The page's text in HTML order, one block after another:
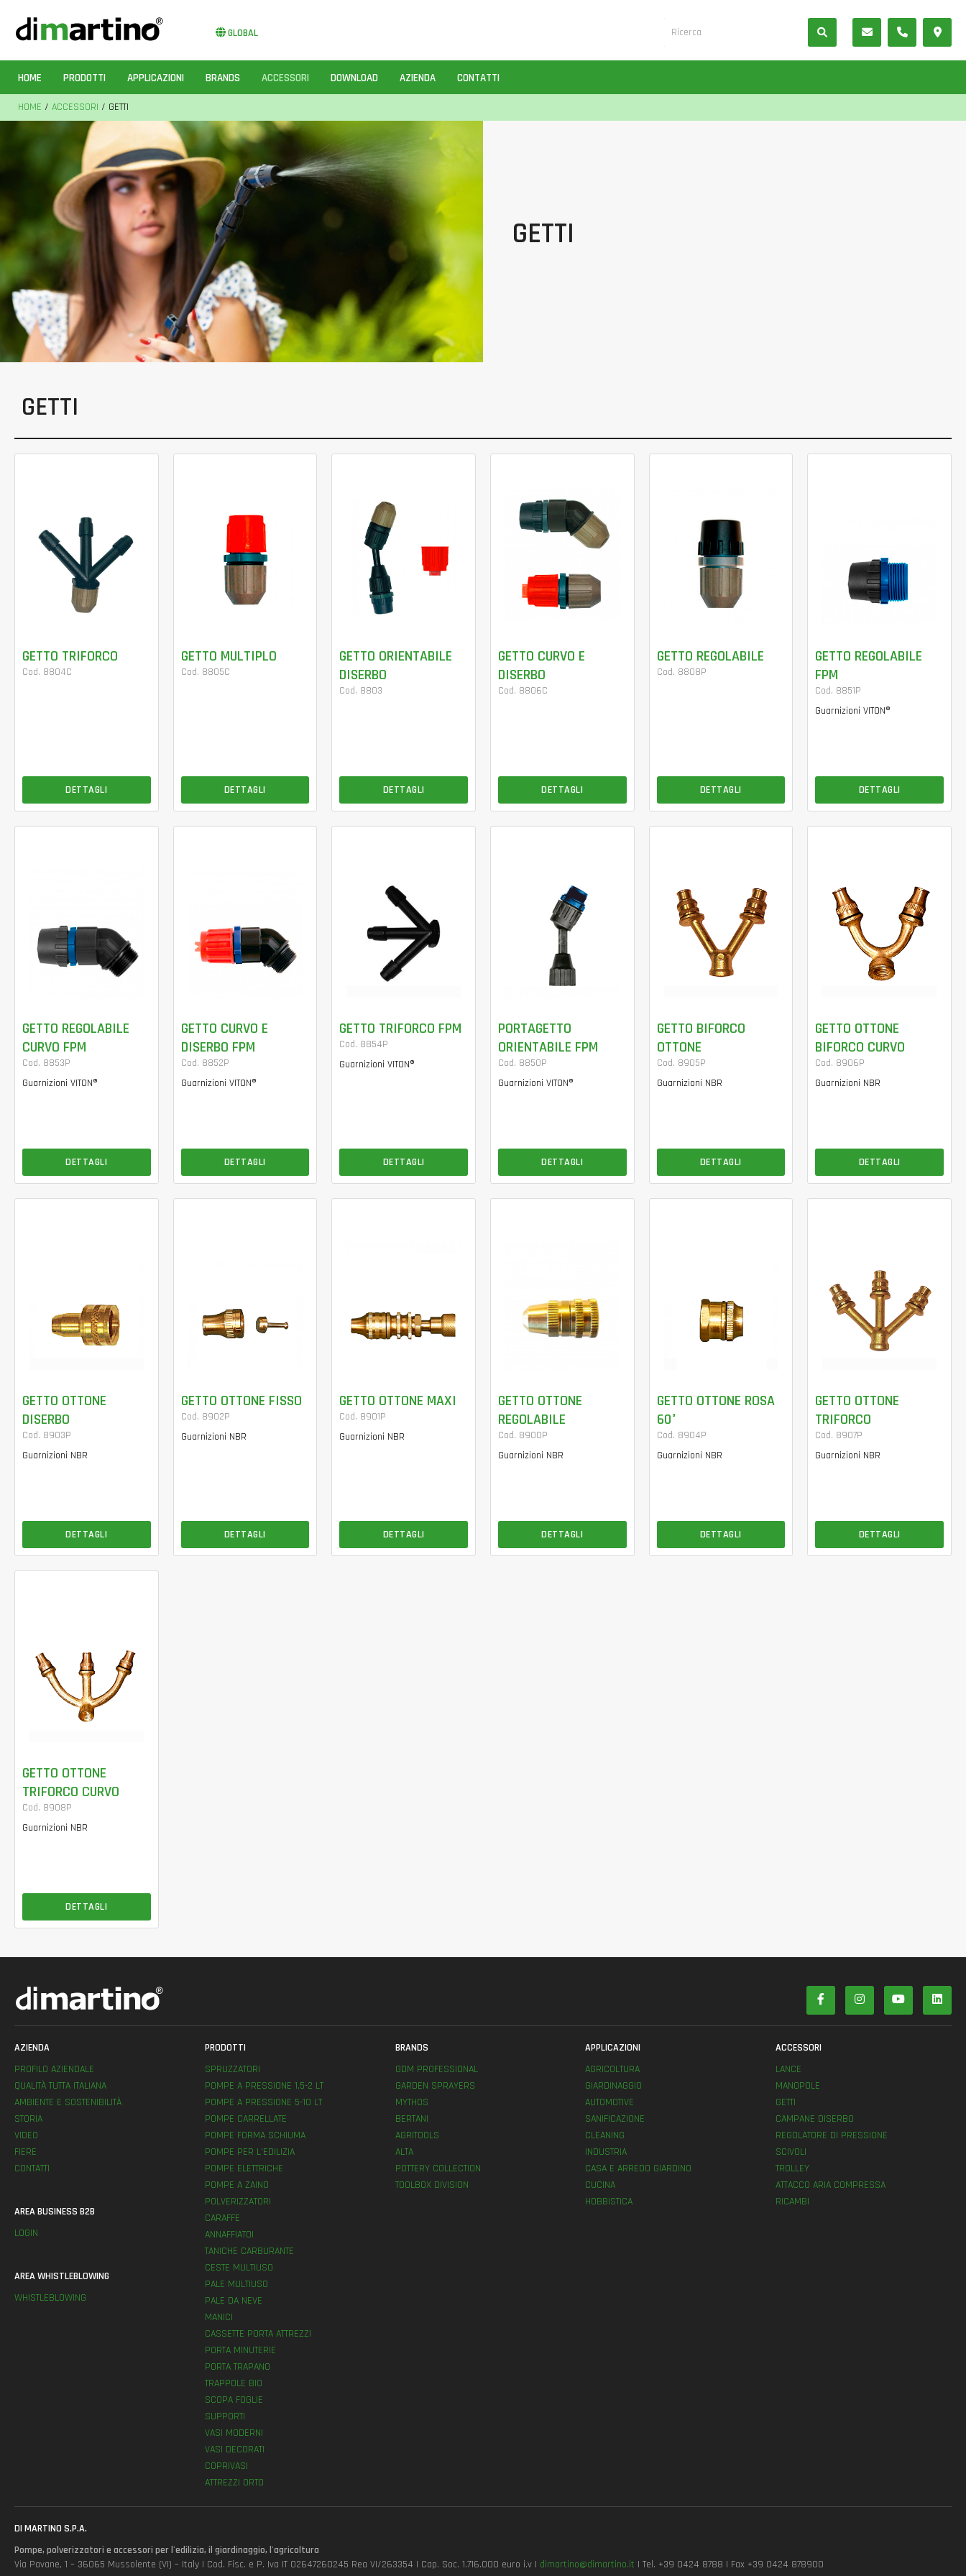
GLOBAL
HOME PRODOTTI APPLICAZIONI BRANDS ACCESSORI DOWNLOAD AZIENDA CONTATTI
HOME / ACCESSORI / GETTI
GETTI
GETTI
GETTO TRIFORCO
Cod. 8804C
DETTAGLI
GETTO MULTIPLO
Cod. 8805C
DETTAGLI
GETTO ORIENTABILE
DISERBO
Cod. 8803
DETTAGLI
GETTO CURVO E
DISERBO
Cod. 8806C
DETTAGLI
GETTO REGOLABILE
Cod. 8808P
DETTAGLI
GETTO REGOLABILE
FPM
Cod. 8851P
Guarnizioni VITON®
DETTAGLI
GETTO REGOLABILE
CURVO FPM
Cod. 8853P
Guarnizioni VITON®
DETTAGLI
GETTO CURVO E
DISERBO FPM
Cod. 8852P
Guarnizioni VITON®
DETTAGLI
GETTO TRIFORCO FPM
Cod. 8854P
Guarnizioni VITON®
DETTAGLI
PORTAGETTO
ORIENTABILE FPM
Cod. 8850P
Guarnizioni VITON®
DETTAGLI
GETTO BIFORCO
OTTONE
Cod. 8905P
Guarnizioni NBR
DETTAGLI
GETTO OTTONE
BIFORCO CURVO
Cod. 8906P
Guarnizioni NBR
DETTAGLI
GETTO OTTONE
DISERBO
Cod. 8903P
Guarnizioni NBR
DETTAGLI
GETTO OTTONE FISSO
Cod. 8902P
Guarnizioni NBR
DETTAGLI
GETTO OTTONE MAXI
Cod. 8901P
Guarnizioni NBR
DETTAGLI
GETTO OTTONE
REGOLABILE
Cod. 8900P
Guarnizioni NBR
DETTAGLI
GETTO OTTONE ROSA
60°
Cod. 8904P
Guarnizioni NBR
DETTAGLI
GETTO OTTONE
TRIFORCO
Cod. 8907P
Guarnizioni NBR
DETTAGLI
GETTO OTTONE
TRIFORCO CURVO
Cod. 8908P
Guarnizioni NBR
DETTAGLI
AZIENDA
PROFILO AZIENDALE
QUALITÀ TUTTA ITALIANA
AMBIENTE E SOSTENIBILITÀ
STORIA
VIDEO
FIERE
CONTATTI
AREA BUSINESS B2B
LOGIN
AREA WHISTLEBLOWING
WHISTLEBLOWING
PRODOTTI
SPRUZZATORI
POMPE A PRESSIONE 1,5-2 LT
POMPE A PRESSIONE 5-10 LT
POMPE CARRELLATE
POMPE FORMA SCHIUMA
POMPE PER L’EDILIZIA
POMPE ELETTRICHE
POMPE A ZAINO
POLVERIZZATORI
CARAFFE
ANNAFFIATOI
TANICHE CARBURANTE
CESTE MULTIUSO
PALE MULTIUSO
PALE DA NEVE
MANICI
CASSETTE PORTA ATTREZZI
PORTA MINUTERIE
PORTA TRAPANO
TRAPPOLE BIO
SCOPA FOGLIE
SUPPORTI
VASI MODERNI
VASI DECORATI
COPRIVASI
ATTREZZI ORTO
BRANDS
GDM PROFESSIONAL
GARDEN SPRAYERS
MYTHOS
BERTANI
AGRITOOLS
ALTA
POTTERY COLLECTION
TOOLBOX DIVISION
APPLICAZIONI
AGRICOLTURA
GIARDINAGGIO
AUTOMOTIVE
SANIFICAZIONE
CLEANING
INDUSTRIA
CASA E ARREDO GIARDINO
CUCINA
HOBBISTICA
ACCESSORI
LANCE
MANOPOLE
GETTI
CAMPANE DISERBO
REGOLATORE DI PRESSIONE
SCIVOLI
TROLLEY
ATTACCO ARIA COMPRESSA
RICAMBI
DI MARTINO S.P.A.
Pompe, polverizzatori e accessori per l'edilizia, il giardinaggio, l'agricoltura
Via Pavane, 1 – 36065 Mussolente (VI) – Italy | Cod. Fisc. e P. Iva IT 02647260245 Rea VI/263354 | Cap. Soc. 1.716.000 euro i.v | dimartino@dimartino.it | Tel. +39 0424 8788 | Fax +39 0424 878900